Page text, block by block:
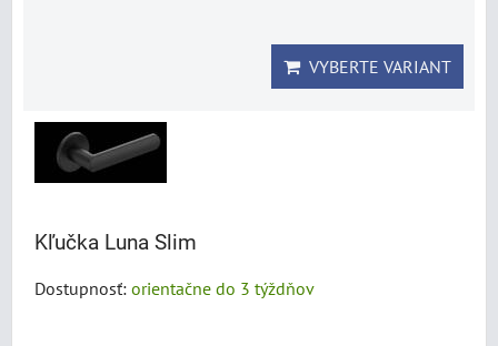
VYBERTE VARIANT
Kľučka Luna Slim
Dostupnosť: orientačne do 3 týždňov